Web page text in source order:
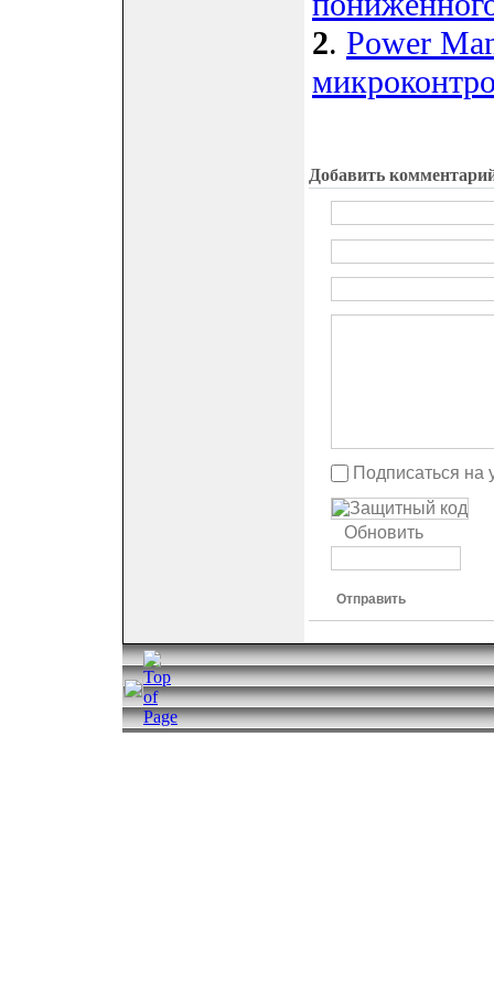
2. Power
Добавить
Подписаться
Обновить
Отправить